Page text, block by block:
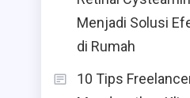
Menjadi Solusi
di Rumah
10 Tips